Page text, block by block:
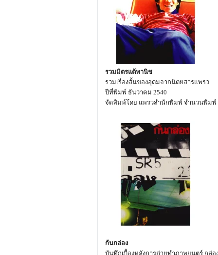
รวมมิตรแต้พานิช
รวมเรื่องสั้นของอุดมจากนิตยสารแพรว
ปีที่พิมพ์ ธันวาคม 2540
จัดพิมพ์โดย แพรวสำนักพิมพ์ จำนวนพิมพ์
ก้นกล่อง
บันทึกเบื้องหลังการถ่ายทำภาพยนตร์ กล่อ